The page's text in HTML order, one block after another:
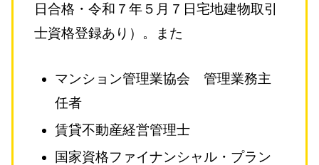
日合格・令和７年５月７日宅地建物取引
士資格登録あり）。また
マンション管理業協会 管理業務主
任者
賃貸不動産経営管理士
国家資格ファイナンシャル・プラン